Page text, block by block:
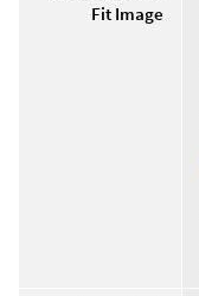
Fit Image